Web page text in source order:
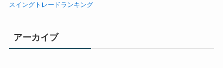
スイングトレードランキング
アーカイブ